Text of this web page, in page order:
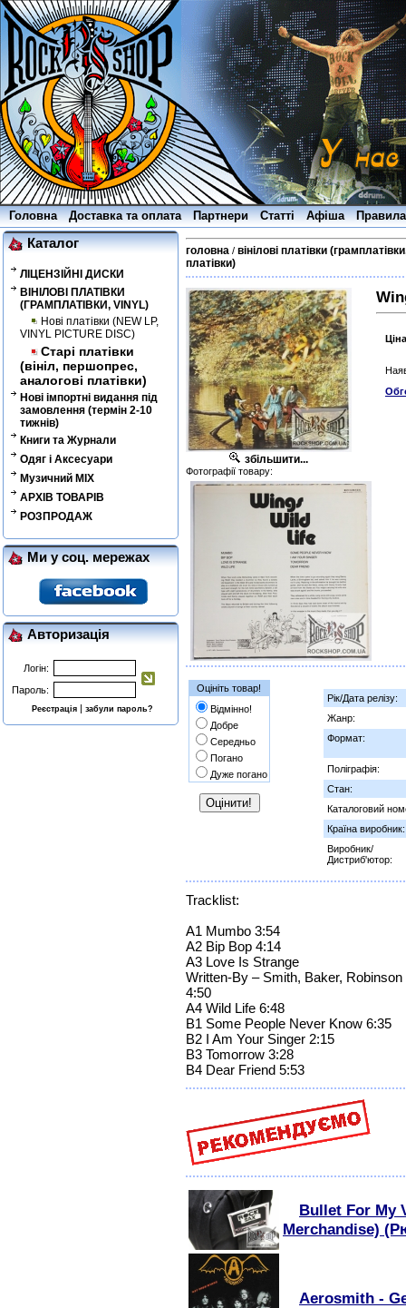
Головна Доставка та оплата Партнери Статті Афіша
Каталог
ЛІЦЕНЗІЙНІ ДИСКИ
ВІНІЛОВІ ПЛАТІВКИ
(ГРАМПЛАТІВКИ, VINYL)
Нові платівки (NEW LP,
VINYL PICTURE DISC)
Старі платівки
(вініл, першопрес,
аналогові платівки)
Нові імпортні видання під
замовлення (термін 2-10
тижнів)
Книги та Журнали
Одяг і Аксесуари
Музичний MIX
АРХІВ ТОВАРІВ
РОЗПРОДАЖ
Ми у соц. мережах
Авторизація
Логін:
Пароль:
Реєстрація |забули пароль?
головна / вінілові платівки
платівки)
збільшити...
Фотографії товару:
Оцініть товар!
Відмінно!
Добре
Середньо
Погано
Дуже погано
Рік/Дата релізу:
Жанр:
Формат:
Поліграфія:
Стан:
Каталоговий
Країна виробник:
Виробник/
Дистриб'ютор:
Tracklist:
A1 Mumbo 3:54
A2 Bip Bop 4:14
A3 Love Is Strange
Written-By – Smith, Baker, Robinson
4:50
A4 Wild Life 6:48
B1 Some People Never Know 6:35
B2 I Am Your Singer 2:15
B3 Tomorrow 3:28
B4 Dear Friend 5:53
Bullet For My
Merchandise)
Aerosmith -